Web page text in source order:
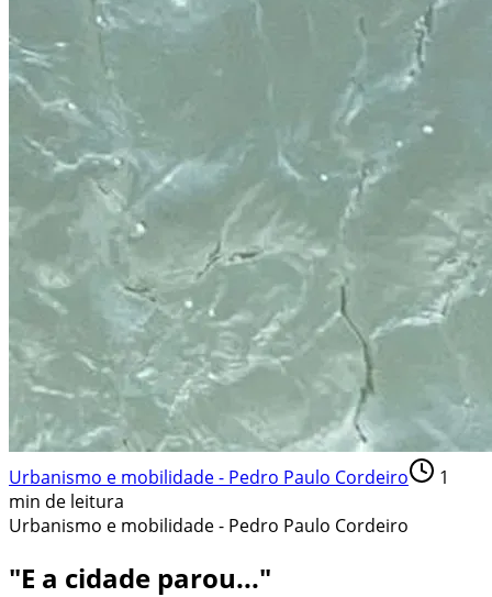
Urbanismo e mobilidade - Pedro Paulo Cordeiro
1
min de leitura
Urbanismo e mobilidade - Pedro Paulo Cordeiro
"E a cidade parou..."